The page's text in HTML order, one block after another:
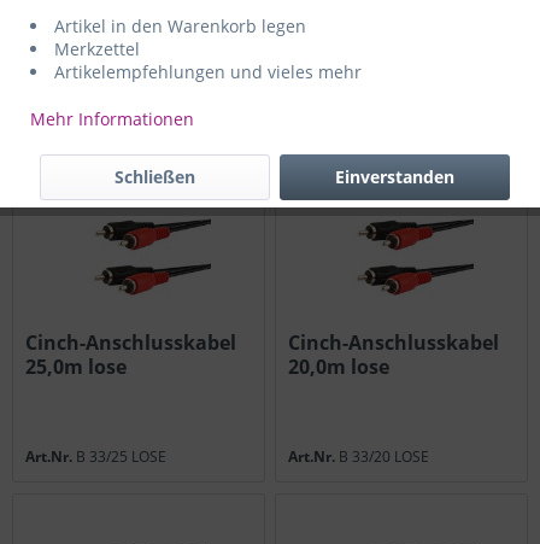
Cinch-Anschlusskabel
1m
Art.Nr. B 832
2,5m
Cinch-Anschlusskabel
25,0m lose
Art.Nr. B 33/25 LOSE
Cinch-Anschlusskabel
20,0m lose
Art.Nr. B 33/20 LOSE
Artikel in den Warenkorb legen
Merkzettel
Artikelempfehlungen und vieles mehr
Mehr Informationen
Einverstanden
Schließen